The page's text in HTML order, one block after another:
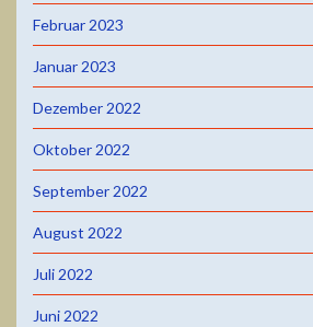
Februar 2023
Januar 2023
Dezember 2022
Oktober 2022
September 2022
August 2022
Juli 2022
Juni 2022